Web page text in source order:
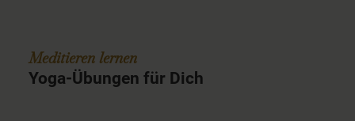
Meditieren lernen
Yoga-Übungen für Dich